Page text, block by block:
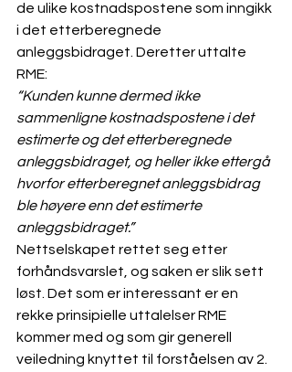
de ulike kostnadspostene som inngikk
i det etterberegnede
anleggsbidraget. Deretter uttalte
RME:
“Kunden kunne dermed ikke
sammenligne kostnadspostene i det
estimerte og det etterberegnede
anleggsbidraget, og heller ikke ettergå
hvorfor etterberegnet anleggsbidrag
ble høyere enn det estimerte
anleggsbidraget.”
Nettselskapet rettet seg etter
forhåndsvarslet, og saken er slik sett
løst. Det som er interessant er en
rekke prinsipielle uttalelser RME
kommer med og som gir generell
veiledning knyttet til forståelsen av 2.